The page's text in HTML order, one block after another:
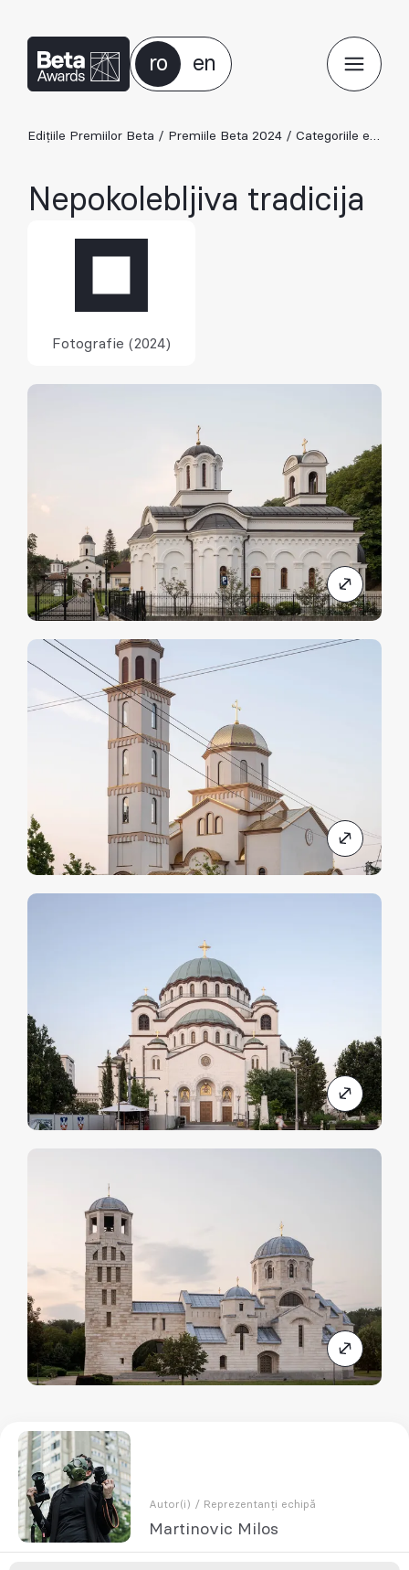
ro en
Edițiile Premiilor Beta / Premiile Beta 2024 / Categoriile ediției 2024
Nepokolebljiva tradicija
Fotografie (2024)
Autor(i) / Reprezentanți echipă
Martinovic Milos